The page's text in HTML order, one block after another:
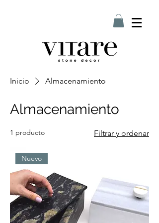
Inicio Almacenamiento
Almacenamiento
1 producto Filtrar y ordenar
Nuevo